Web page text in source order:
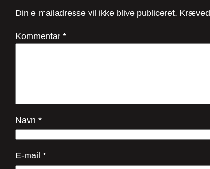
Din e-mailadresse vil ikke blive publiceret.
Kommentar *
Navn *
E-mail *